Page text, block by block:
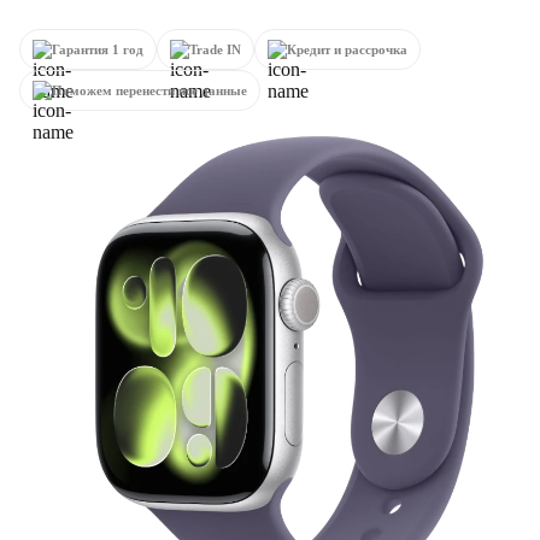
Гарантия 1 год Trade IN Кредит и рассрочка
Поможем перенести все данные